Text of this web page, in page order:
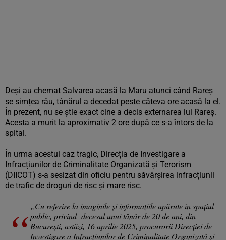
Deși au chemat Salvarea acasă la Maru atunci când Rareș
se simțea rău, tânărul a decedat peste câteva ore acasă la el.
În prezent, nu se știe exact cine a decis externarea lui Rareș.
Acesta a murit la aproximativ 2 ore după ce s-a întors de la
spital.
În urma acestui caz tragic, Direcția de Investigare a
Infracțiunilor de Criminalitate Organizată și Terorism
(DIICOT) s-a sesizat din oficiu pentru săvârșirea infracțiunii
de trafic de droguri de risc și mare risc.
„Cu referire la imaginile și informațiile apărute în spațiul
public, privind decesul unui tânăr de 20 de ani, din
București, astăzi, 16 aprilie 2025, procurorii Direcției de
Investigare a Infracțiunilor de Criminalitate Organizată și